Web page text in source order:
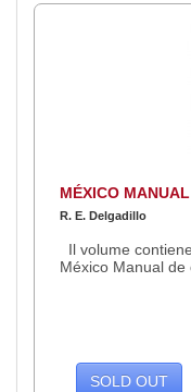
MÉXICO
R. E. Delgadillo
Il volume
México Manual de
SOLD OUT